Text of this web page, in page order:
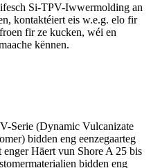
Si-TPV-Iwwermolding an
kontaktéiert eis w.e.g. elo fir
fir ze kucken, wéi en
kënnen.
Serie (Dynamic Vulcanizate
bidden eng eenzegaarteg
Häert vun Shore A 25 bis
bidden eng